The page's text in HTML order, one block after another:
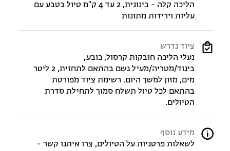
הליכה קלה - בינונית, 2 עד 4 ק"מ טיול בטבע עם
עליות וירידות מתונות
ציוד נדרש
נעלי הליכה חובקות קרסול, כובע,
ביגוד/מטריה/מעיל גשם בהתאם לתחזית, 2 ליטר
מים, מזון למשך היום. רשימת ציוד מפורטת
בהתאם לכל טיול תשלח סמוך לתחילת סדרת
הטיולים.
מידע נוסף
לשאלות פרטניות על הטיולים, צרו איתנו קשר -